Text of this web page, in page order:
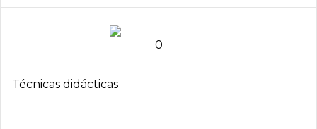
0
Técnicas didácticas